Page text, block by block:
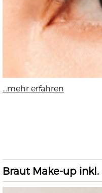
...mehr erfahren
Braut Make-up